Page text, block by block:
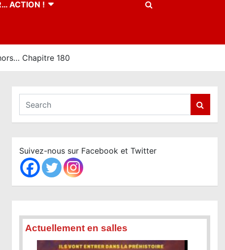
ACTION !
Chapitre 180
a
c
h
Suivez-nous sur Facebook et Twitter
Actuellement en salles